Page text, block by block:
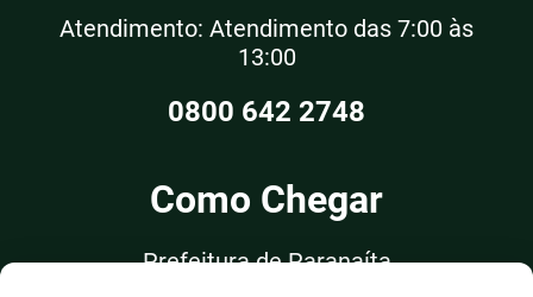
Atendimento: Atendimento das 7:00 às
13:00
0800 642 2748
Como Chegar
Prefeitura de Paranaíta